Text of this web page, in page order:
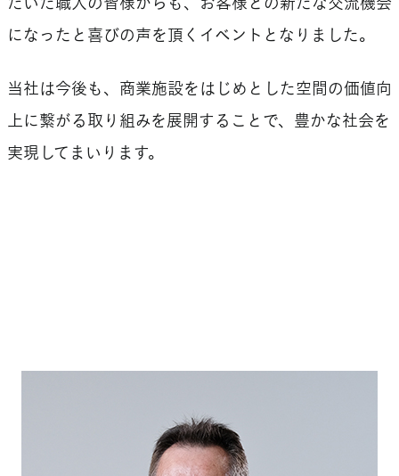
だいた職人の皆様からも、お客様との新たな交流機会
になったと喜びの声を頂くイベントとなりました。
当社は今後も、商業施設をはじめとした空間の価値向
上に繋がる取り組みを展開することで、豊かな社会を
実現してまいります。